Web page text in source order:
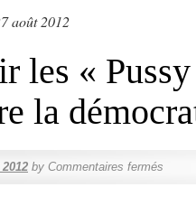
août 2012
les «
la
by Commentaires fermés